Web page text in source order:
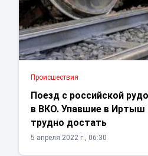
Проиcшествия
Поезд с российской
в ВКО. Упавшие в Иртыш
трудно достать
5 апреля 2022 г., 06:30